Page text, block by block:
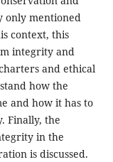
only mentioned
context, this
integrity and
and ethical
how the
and how it has to
Finally, the
in the
is discussed.